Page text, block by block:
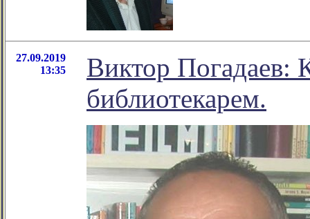
27.09.2019
13:35
Виктор Погадаев:
библиотекарем.